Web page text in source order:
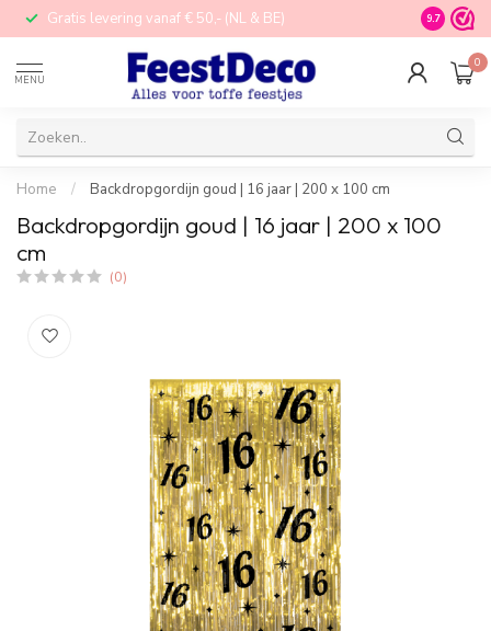
Gratis levering vanaf € 50,- (NL & BE) STORE in
9.7
MENU
0
Home / Backdropgordijn goud | 16 jaar | 200 x 100 cm
Backdropgordijn goud | 16 jaar | 200 x 100
cm
(0)